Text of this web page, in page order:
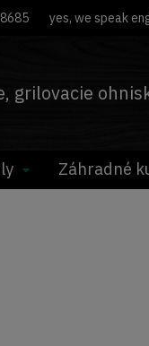
grilovacie
yes, we speak
Záhradné